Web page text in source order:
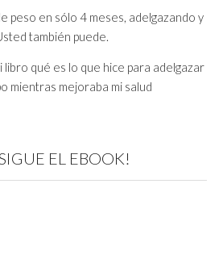
peso en sólo 4 meses, adelgazando y
también puede.
libro qué es lo que hice para adelgazar
mientras mejoraba mi salud
EL EBOOK!